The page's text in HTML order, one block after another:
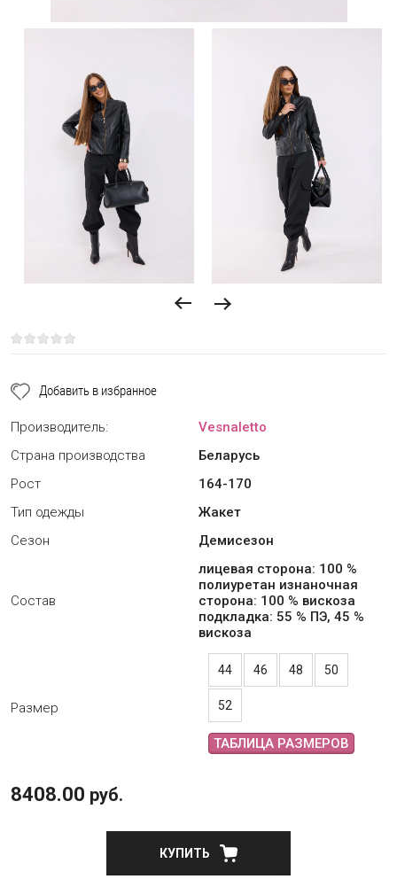
Добавить в избранное
Производитель:
Vesnaletto
Страна производства
Беларусь
Рост
164-170
Тип одежды
Жакет
Сезон
Демисезон
Состав
лицевая сторона: 100 %
полиуретан изнаночная
сторона: 100 % вискоза
подкладка: 55 % ПЭ, 45 %
вискоза
Размер
44 46 48 50
52
ТАБЛИЦА РАЗМЕРОВ
8408.00 руб.
КУПИТЬ